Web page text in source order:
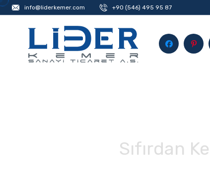
info@liderkemer.com +90 (546) 495 95 87
Sıfırdan